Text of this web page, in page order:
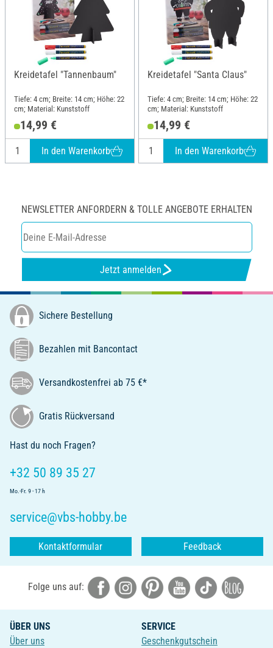
Kreidetafel "Tannenbaum"
Tiefe: 4 cm; Breite: 14 cm; Höhe: 22
cm; Material: Kunststoff
14,99 €
In den Warenkorb
Kreidetafel "Santa Claus"
Tiefe: 4 cm; Breite: 14 cm; Höhe: 22
cm; Material: Kunststoff
14,99 €
In den Warenkorb
NEWSLETTER ANFORDERN & TOLLE ANGEBOTE ERHALTEN
Jetzt anmelden
Sichere Bestellung
Bezahlen mit Bancontact
Versandkostenfrei ab 75 €*
Gratis Rückversand
Hast du noch Fragen?
+32 50 89 35 27
Mo.-Fr. 9 - 17 h
service@vbs-hobby.be
Kontaktformular Feedback
Folge uns auf:
ÜBER UNS
Über uns
SERVICE
Geschenkgutschein